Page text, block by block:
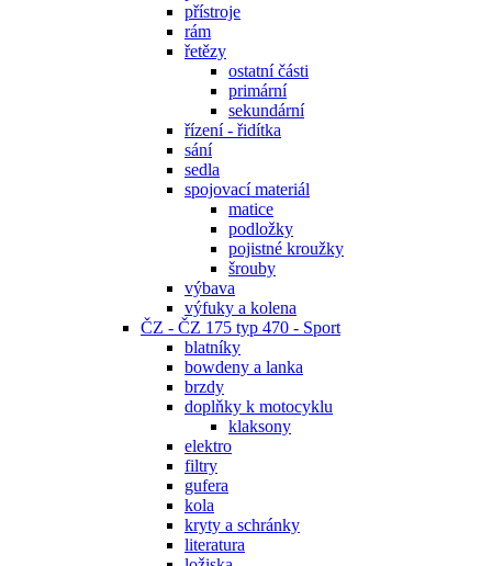
přístroje
rám
řetězy
ostatní části
primární
sekundární
řízení - řidítka
sání
sedla
spojovací materiál
matice
podložky
pojistné kroužky
šrouby
výbava
výfuky a kolena
ČZ - ČZ 175 typ 470 - Sport
blatníky
bowdeny a lanka
brzdy
doplňky k motocyklu
klaksony
elektro
filtry
gufera
kola
kryty a schránky
literatura